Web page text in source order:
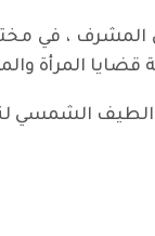
المشرف ، في
المرأة
الطيف الشمسي